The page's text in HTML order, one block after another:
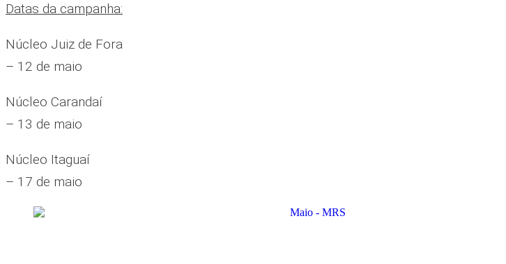
Datas da campanha:
Núcleo Juiz de Fora
– 12 de maio
Núcleo Carandaí
– 13 de maio
Núcleo Itaguaí
– 17 de maio